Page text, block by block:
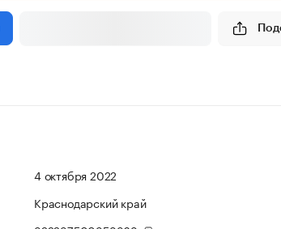
4 октября 2022
Краснодарский край